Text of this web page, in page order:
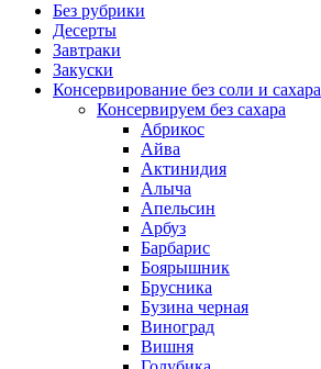
Без рубрики
Десерты
Завтраки
Закуски
Консервирование без соли и сахара
Консервируем без сахара
Абрикос
Айва
Актинидия
Алыча
Апельсин
Арбуз
Барбарис
Боярышник
Брусника
Бузина черная
Виноград
Вишня